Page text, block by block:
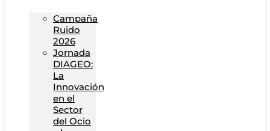
Campaña
Ruido
2026
Jornada
DIAGEO:
La
Innovación
en el
Sector
del Ocio